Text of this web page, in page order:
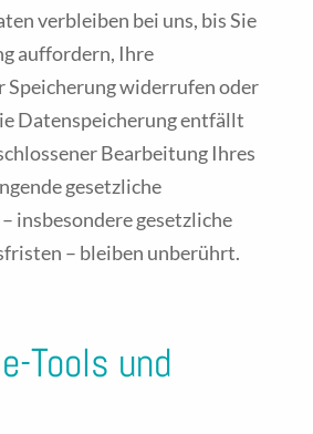
verbleiben bei uns, bis Sie
auffordern, Ihre
Speicherung widerrufen oder
Datenspeicherung entfällt
Bearbeitung Ihres
gesetzliche
insbesondere gesetzliche
– bleiben unberührt.
Tools und